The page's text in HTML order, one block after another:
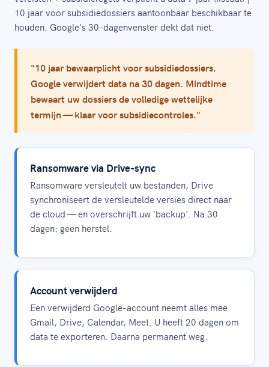
10 jaar voor subsidiedossiers aantoonbaar beschikbaar te
houden. Google's 30-dagenvenster dekt dat niet.
"10 jaar bewaarplicht voor subsidiedossiers.
Google verwijdert data na 30 dagen. Mindtime
bewaart uw dossiers de volledige wettelijke
termijn — klaar voor subsidiecontroles."
Ransomware via Drive-sync
Ransomware versleutelt uw bestanden, Drive
synchroniseert de versleutelde versies direct naar
de cloud — en overschrijft uw 'backup'. Na 30
dagen: geen herstel.
Account verwijderd
Een verwijderd Google-account neemt alles mee:
Gmail, Drive, Calendar, Meet. U heeft 20 dagen om
data te exporteren. Daarna permanent weg.